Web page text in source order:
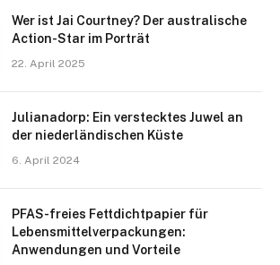
Wer ist Jai Courtney? Der australische
Action-Star im Porträt
22. April 2025
Julianadorp: Ein verstecktes Juwel an
der niederländischen Küste
6. April 2024
PFAS-freies Fettdichtpapier für
Lebensmittelverpackungen:
Anwendungen und Vorteile